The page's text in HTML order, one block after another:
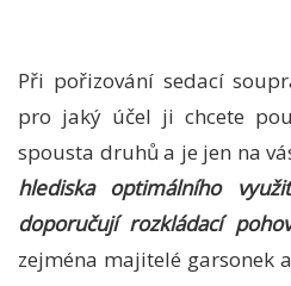
Při pořizování sedací
pro jaký účel ji chcete
spousta druhů a je jen na
hlediska optimálního
doporučují rozkládací
zejména majitelé garsonek